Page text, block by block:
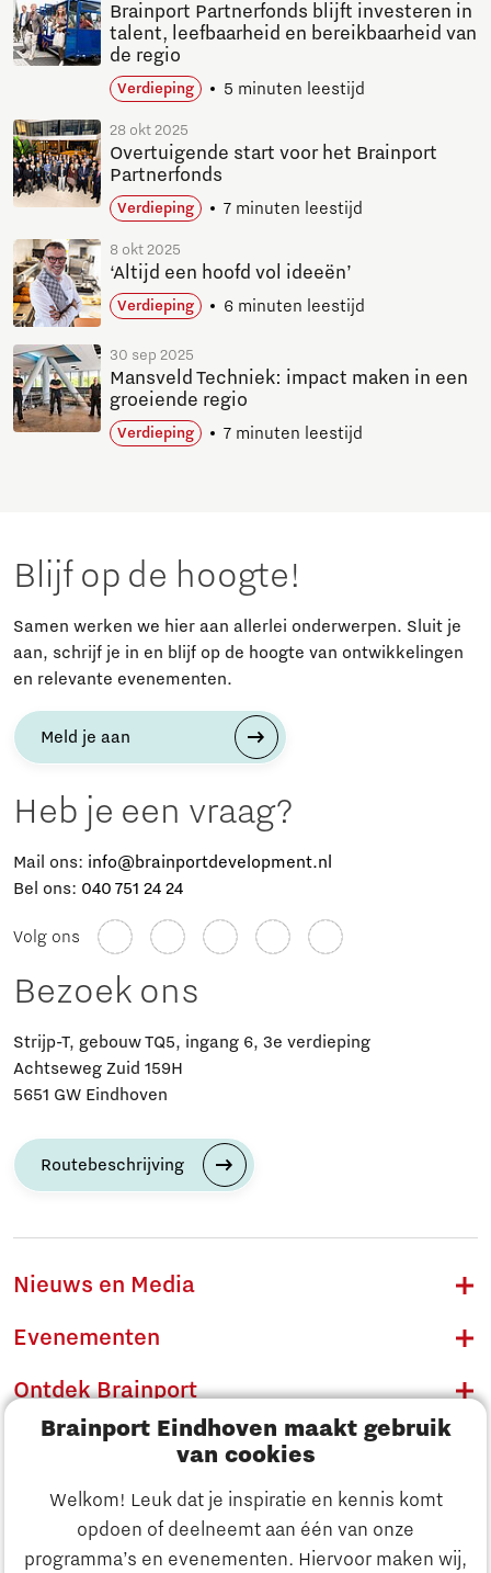
Brainport Eindhoven maakt gebruik
van cookies
Welkom! Leuk dat je inspiratie en kennis komt
opdoen of deelneemt aan één van onze
programma’s en evenementen. Hiervoor maken wij,
Brainport Partnerfonds blijft investeren in
talent, leefbaarheid en bereikbaarheid van
de regio
Verdieping 5 minuten leestijd
28 okt 2025
Overtuigende start voor het Brainport
Partnerfonds
Verdieping 7 minuten leestijd
8 okt 2025
‘Altijd een hoofd vol ideeën’
Verdieping 6 minuten leestijd
30 sep 2025
Mansveld Techniek: impact maken in een
groeiende regio
Verdieping 7 minuten leestijd
Blijf op de hoogte!
Samen werken we hier aan allerlei onderwerpen. Sluit je
aan, schrijf je in en blijf op de hoogte van ontwikkelingen
en relevante evenementen.
Meld je aan
Heb je een vraag?
Mail ons: info@brainportdevelopment.nl
Bel ons: 040 751 24 24
Volg ons
Bezoek ons
Strijp-T, gebouw TQ5, ingang 6, 3e verdieping
Achtseweg Zuid 159H
5651 GW Eindhoven
Routebeschrijving
Nieuws en Media
Evenementen
Ontdek Brainport
Innovatie
Ondernemen
Onderwijs